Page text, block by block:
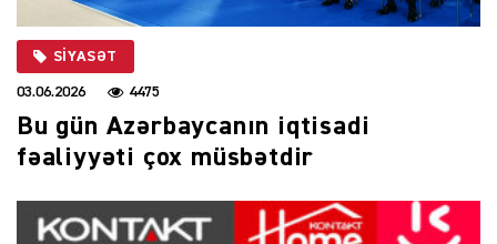
SIYASƏT
03.06.2026 4475
Bu gün Azərbaycanın iqtisadi
fəaliyyəti çox müsbətdir